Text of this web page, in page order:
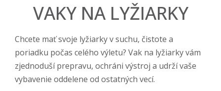
VAKY NA LYŽIARKY
Chcete mať svoje lyžiarky v suchu, čistote a
poriadku počas celého výletu? Vak na lyžiarky vám
zjednoduší prepravu, ochráni výstroj a udrží vaše
vybavenie oddelene od ostatných vecí.